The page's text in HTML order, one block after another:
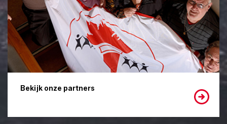
Bekijk onze partners